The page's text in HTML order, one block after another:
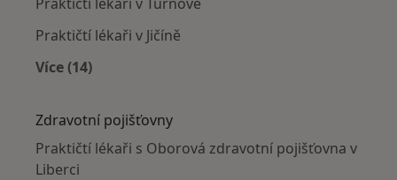
Praktičtí lékaři v Jičíně
Více (14)
Zdravotní pojišťovny
Praktičtí lékaři s Oborová zdravotní pojišťovna v
Liberci